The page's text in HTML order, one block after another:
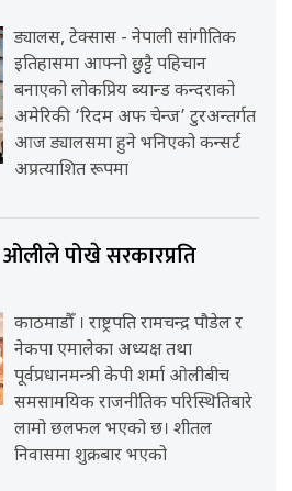
ड्यालस, टेक्सास - नेपाली सांगीतिक
इतिहासमा आफ्नो छुट्टै पहिचान
बनाएको लोकप्रिय ब्यान्ड कन्दराको
अमेरिकी ‘रिदम अफ चेन्ज’ टुरअन्तर्गत
आज ड्यालसमा हुने भनिएको कन्सर्ट
अप्रत्याशित रूपमा
ओलीले पोखे सरकारप्रति
काठमाडौँ । राष्ट्रपति रामचन्द्र पौडेल र
नेकपा एमालेका अध्यक्ष तथा
पूर्वप्रधानमन्त्री केपी शर्मा ओलीबीच
समसामयिक राजनीतिक परिस्थितिबारे
लामो छलफल भएको छ। शीतल
निवासमा शुक्रबार भएको